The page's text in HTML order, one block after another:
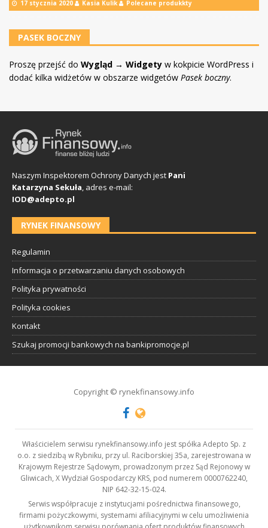
17 stycznia 2020 Kasia Kulik Polecane produkkty
PASEK BOCZNY
Proszę przejść do Wygląd → Widgety w kokpicie WordPress i
dodać kilka widżetów w obszarze widgetów Pasek boczny.
Naszym Inspektorem Ochrony Danych jest Pani
Katarzyna Sekuła, adres e-mail:
IOD@adepto.pl
RYNEK FINANSOWY
Regulamin
Informacja o przetwarzaniu danych osobowych
Polityka prywatności
Polityka cookies
Kontakt
Szukaj promocji bankowych na bankipromocje.pl
Copyright © rynekfinansowy.info
Właścicielem serwisu rynekfinansowy.info jest spółka Adepto Sp. z
o.o. z siedzibą w Rybniku, przy ul. Raciborskiej 35a, zarejestrowana w
Krajowym Rejestrze Sądowym, prowadzonym przez Sąd Rejonowy w
Gliwicach, X Wydział Gospodarczy KRS, pod numerem 0000762240,
NIP 642-32-15-024.
Serwis współpracuje z instytucjami pośrednictwa finansowego,
firmami pożyczkowymi, systemami afiliacyjnymi w celu umożliwienia